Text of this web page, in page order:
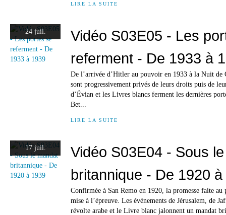
LIRE LA SUITE
24 juil.
Vidéo S03E05 - Les
referment - De 1933 à
De l’arrivée d’Hitler au pouvoir en 1933 à la Nuit de
sont progressivement privés de leurs droits puis de
d’Évian et les Livres blancs ferment les dernières
Bet...
LIRE LA SUITE
17 juil.
Vidéo S03E04 - Sous
britannique - De 1920
Confirmée à San Remo en 1920, la promesse faite
mise à l’épreuve. Les événements de Jérusalem, de
révolte arabe et le Livre blanc jalonnent un mandat